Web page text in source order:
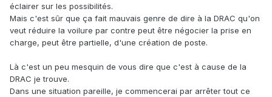
éclairer sur les possibilités.
Mais c'est sûr que ça fait mauvais genre de dire à la DRAC qu'on
veut réduire la voilure par contre peut être négocier la prise en
charge, peut être partielle, d'une création de poste.
Là c'est un peu mesquin de vous dire que c'est à cause de la
DRAC je trouve.
Dans une situation pareille, je commencerai par arrêter tout ce